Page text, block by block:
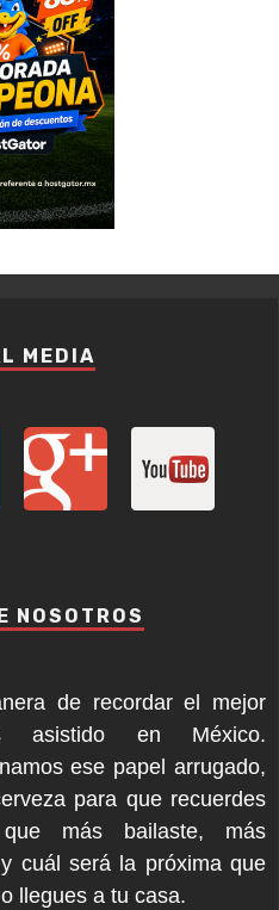
MEDIA
NOSOTROS
de recordar el mejor
asistido en México.
ese papel arrugado,
para que recuerdes
más bailaste, más
cuál será la próxima que
llegues a tu casa.